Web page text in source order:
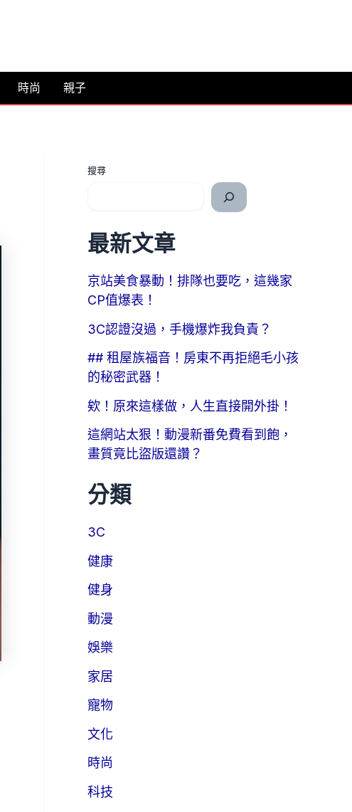
時尚 親子
搜尋
最新文章
京站美食暴動！排隊也要吃，這幾家
CP值爆表！
3C認證沒過，手機爆炸我負責？
## 租屋族福音！房東不再拒絕毛小孩
的秘密武器！
欸！原來這樣做，人生直接開外掛！
這網站太狠！動漫新番免費看到飽，
畫質竟比盜版還讚？
分類
3C
健康
健身
動漫
娛樂
家居
寵物
文化
時尚
科技